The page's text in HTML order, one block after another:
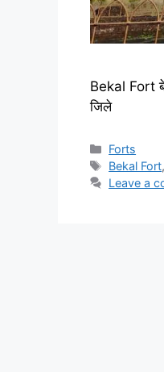
Bekal Fort
जिले
Categories
Forts
Tags
Bekal Fort,
Leave a